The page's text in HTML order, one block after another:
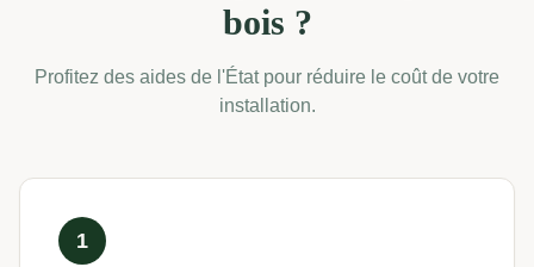
bois ?
Profitez des aides de l'État pour réduire le coût de votre
installation.
1